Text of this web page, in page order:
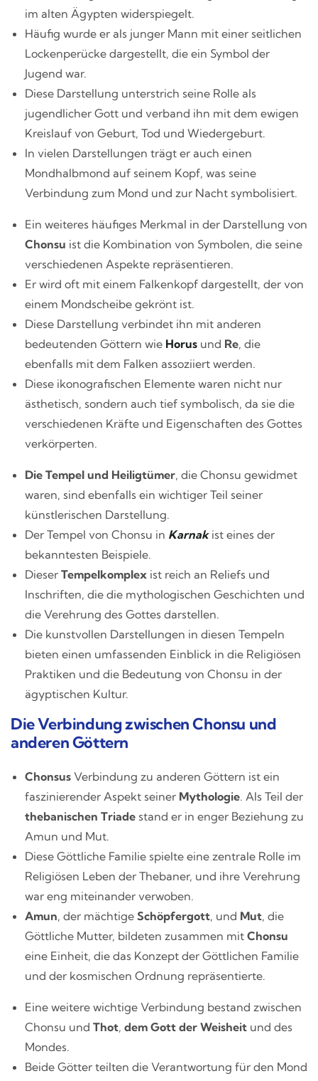
im alten Ägypten widerspiegelt.
Häufig wurde er als junger Mann mit einer seitlichen
Lockenperücke dargestellt, die ein Symbol der
Jugend war.
Diese Darstellung unterstrich seine Rolle als
jugendlicher Gott und verband ihn mit dem ewigen
Kreislauf von Geburt, Tod und Wiedergeburt.
In vielen Darstellungen trägt er auch einen
Mondhalbmond auf seinem Kopf, was seine
Verbindung zum Mond und zur Nacht symbolisiert.
Ein weiteres häufiges Merkmal in der Darstellung von
Chonsu ist die Kombination von Symbolen, die seine
verschiedenen Aspekte repräsentieren.
Er wird oft mit einem Falkenkopf dargestellt, der von
einem Mondscheibe gekrönt ist.
Diese Darstellung verbindet ihn mit anderen
bedeutenden Göttern wie Horus und Re, die
ebenfalls mit dem Falken assoziiert werden.
Diese ikonografischen Elemente waren nicht nur
ästhetisch, sondern auch tief symbolisch, da sie die
verschiedenen Kräfte und Eigenschaften des Gottes
verkörperten.
Die Tempel und Heiligtümer, die Chonsu gewidmet
waren, sind ebenfalls ein wichtiger Teil seiner
künstlerischen Darstellung.
Der Tempel von Chonsu in Karnakist eines der
bekanntesten Beispiele.
Dieser Tempelkomplex ist reich an Reliefs und
Inschriften, die die mythologischen Geschichten und
die Verehrung des Gottes darstellen.
Die kunstvollen Darstellungen in diesen Tempeln
bieten einen umfassenden Einblick in die Religiösen
Praktiken und die Bedeutung von Chonsu in der
ägyptischen Kultur.
Die Verbindung zwischen Chonsu und
anderen Göttern
Chonsus Verbindung zu anderen Göttern ist ein
faszinierender Aspekt seiner Mythologie. Als Teil der
thebanischen Triade stand er in enger Beziehung zu
Amun und Mut.
Diese Göttliche Familie spielte eine zentrale Rolle im
Religiösen Leben der Thebaner, und ihre Verehrung
war eng miteinander verwoben.
Amun, der mächtige Schöpfergott, und Mut, die
Göttliche Mutter, bildeten zusammen mit Chonsu
eine Einheit, die das Konzept der Göttlichen Familie
und der kosmischen Ordnung repräsentierte.
Eine weitere wichtige Verbindung bestand zwischen
Chonsu und Thot, dem Gott der Weisheit und des
Mondes.
Beide Götter teilten die Verantwortung für den Mond